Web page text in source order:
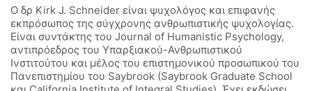
Ο δρ Kirk J. Schneider είναι ψυχολόγος και επιφανής
εκπρόσωπος της σύγχρονης ανθρωπιστικής ψυχολογίας.
Είναι συντάκτης του Journal of Humanistic Psychology,
αντιπρόεδρος του Υπαρξιακού-Ανθρωπιστικού
Ινστιτούτου και μέλος του επιστημονικού προσωπικού του
Πανεπιστημίου του Saybrook (Saybrook Graduate School